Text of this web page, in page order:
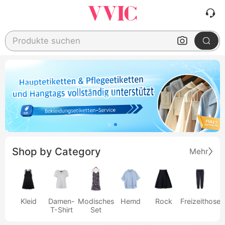
Produkte suchen
Shop by Category Mehr
Kleid
Damen-
T-Shirt
Modisches
Set
Hemd Rock Freizeithose